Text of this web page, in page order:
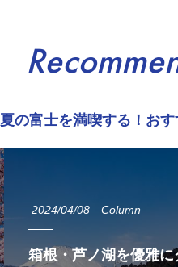
夏の富士を満喫する！お
2024/04/08 Column
箱根・芦ノ湖を優雅に